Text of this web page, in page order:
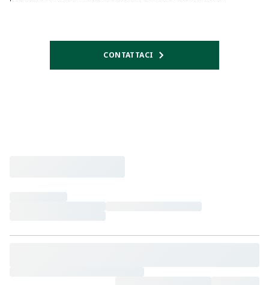
CONTATTACI